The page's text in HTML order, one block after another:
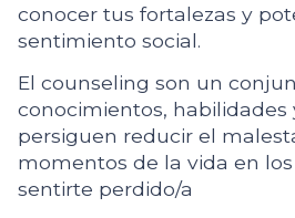
conocer tus fortalezas y
sentimiento social.
El counseling son un
conocimientos, habilidades
persiguen reducir el
momentos de la vida en
sentirte perdido/a